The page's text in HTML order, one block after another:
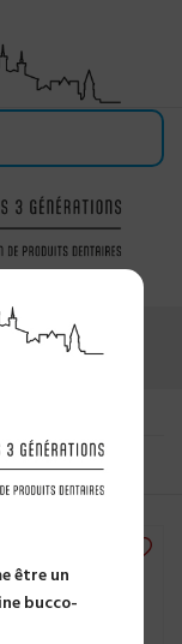
être un
bucco-